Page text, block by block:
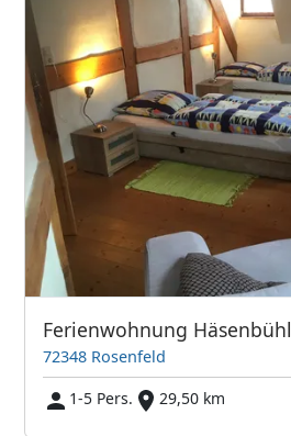
Ferienwohnung Häsenbühl
72348 Rosenfeld
1-5 Pers.
29,50 km